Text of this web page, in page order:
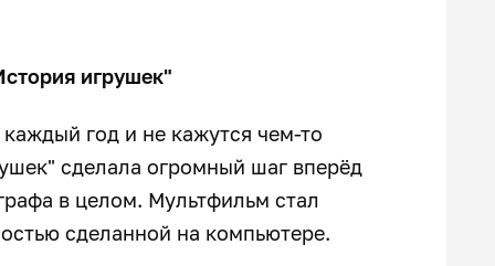
игрушек"
год и не кажутся чем-то
сделала огромный шаг вперёд
в целом. Мультфильм стал
сделанной на компьютере.